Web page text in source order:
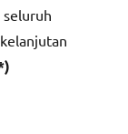
seluruh